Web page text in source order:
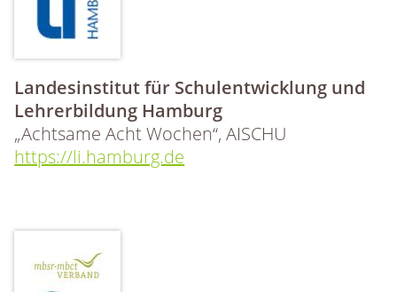
Landesinstitut für Schulentwicklung und
Lehrerbildung Hamburg
„Achtsame Acht Wochen“, AISCHU
https://li.hamburg.de